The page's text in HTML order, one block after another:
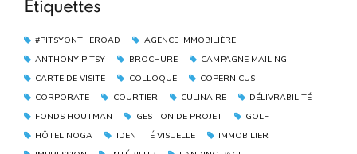
Étiquettes
#PITSYONTHEROAD
AGENCE IMMOBILIÈRE
ANTHONY PITSY
BROCHURE
CAMPAGNE MAILING
CARTE DE VISITE
COLLOQUE
COPERNICUS
CORPORATE
COURTIER CULINAIRE
DÉLIVRABILITÉ
FONDS HOUTMAN
GESTION DE PROJET
GOLF
HÔTEL NOGA
IDENTITÉ VISUELLE
IMMOBILIER